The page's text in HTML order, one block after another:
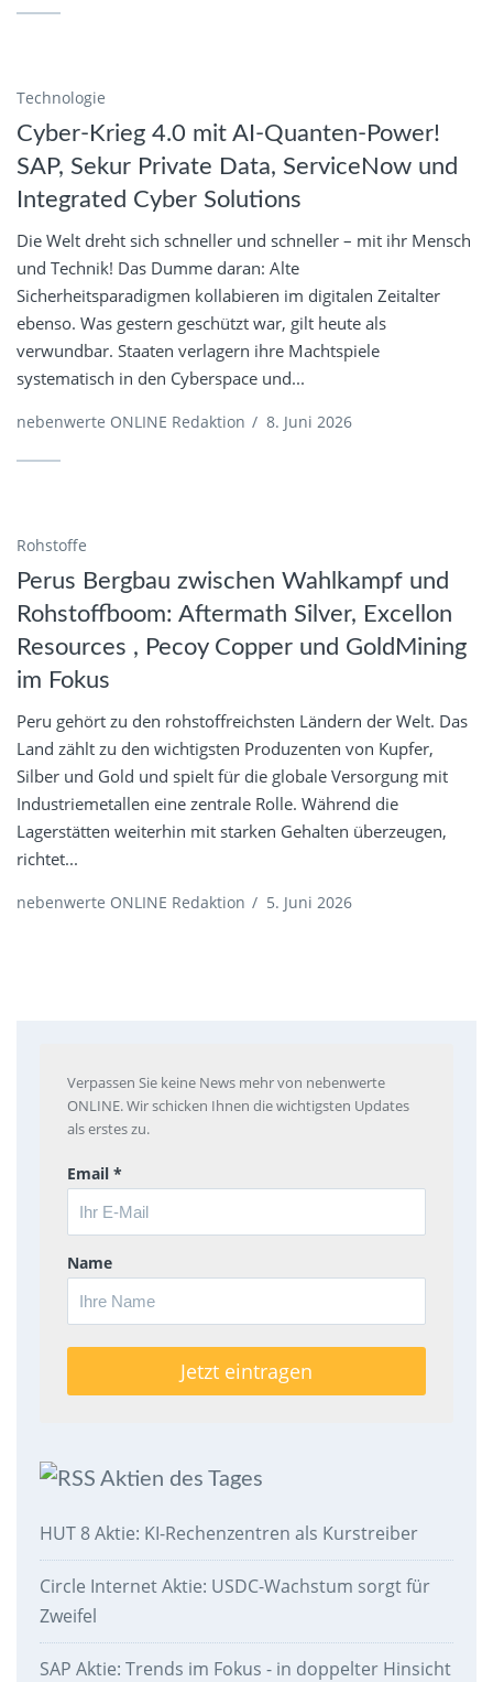
Technologie
Cyber-Krieg 4.0 mit AI-Quanten-Power!
SAP, Sekur Private Data, ServiceNow und
Integrated Cyber Solutions
Die Welt dreht sich schneller und schneller – mit ihr Mensch
und Technik! Das Dumme daran: Alte
Sicherheitsparadigmen kollabieren im digitalen Zeitalter
ebenso. Was gestern geschützt war, gilt heute als
verwundbar. Staaten verlagern ihre Machtspiele
systematisch in den Cyberspace und...
nebenwerte ONLINE Redaktion / 8. Juni 2026
Rohstoffe
Perus Bergbau zwischen Wahlkampf und
Rohstoffboom: Aftermath Silver, Excellon
Resources , Pecoy Copper und GoldMining
im Fokus
Peru gehört zu den rohstoffreichsten Ländern der Welt. Das
Land zählt zu den wichtigsten Produzenten von Kupfer,
Silber und Gold und spielt für die globale Versorgung mit
Industriemetallen eine zentrale Rolle. Während die
Lagerstätten weiterhin mit starken Gehalten überzeugen,
richtet...
nebenwerte ONLINE Redaktion / 5. Juni 2026
Verpassen Sie keine News mehr von nebenwerte
ONLINE. Wir schicken Ihnen die wichtigsten Updates
als erstes zu.
Email *
Name
Aktien des Tages
HUT 8 Aktie: KI-Rechenzentren als Kurstreiber
Circle Internet Aktie: USDC-Wachstum sorgt für
Zweifel
SAP Aktie: Trends im Fokus - in doppelter Hinsicht